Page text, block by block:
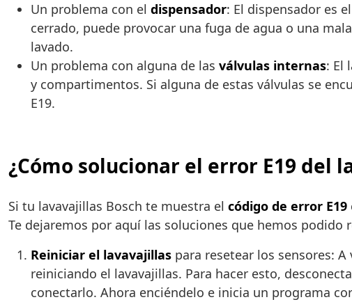
Un problema con el dispensador: El dispensador es
cerrado, puede provocar una fuga de agua o una
lavado.
Un problema con alguna de las válvulas internas: El
y compartimentos. Si alguna de estas válvulas se
E19.
¿Cómo solucionar el error E19 del
Si tu lavavajillas Bosch te muestra el código de error E19
Te dejaremos por aquí las soluciones que hemos podido
Reiniciar el lavavajillas para resetear los sensores:
reiniciando el lavavajillas. Para hacer esto,
conectarlo. Ahora enciéndelo e inicia un programa